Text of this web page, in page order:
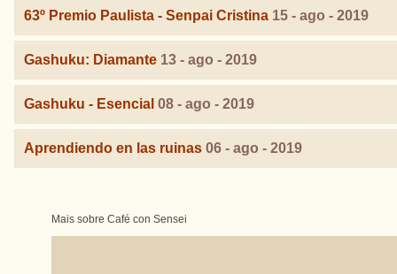
63º Premio Paulista - Senpai Cristina 15 - ago - 2019
Gashuku: Diamante 13 - ago - 2019
Gashuku - Esencial 08 - ago - 2019
Aprendiendo en las ruinas 06 - ago - 2019
Mais sobre Café con Sensei